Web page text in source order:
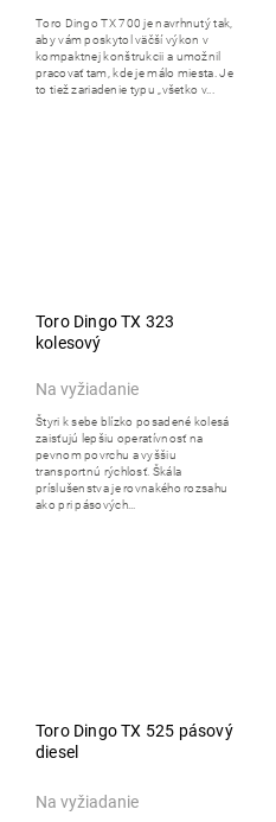
Toro Dingo TX 700 je navrhnutý tak,
aby vám poskytol väčší výkon v
kompaktnej konštrukcii a umožnil
pracovať tam, kde je málo miesta. Je
to tiež zariadenie typu „všetko v...
Toro Dingo TX 323
kolesový
Na vyžiadanie
Štyri k sebe blízko posadené kolesá
zaisťujú lepšiu operatívnosť na
pevnom povrchu a vyššiu
transportnú rýchlosť. Škála
príslušenstva je rovnakého rozsahu
ako pri pásových...
Toro Dingo TX 525 pásový
diesel
Na vyžiadanie